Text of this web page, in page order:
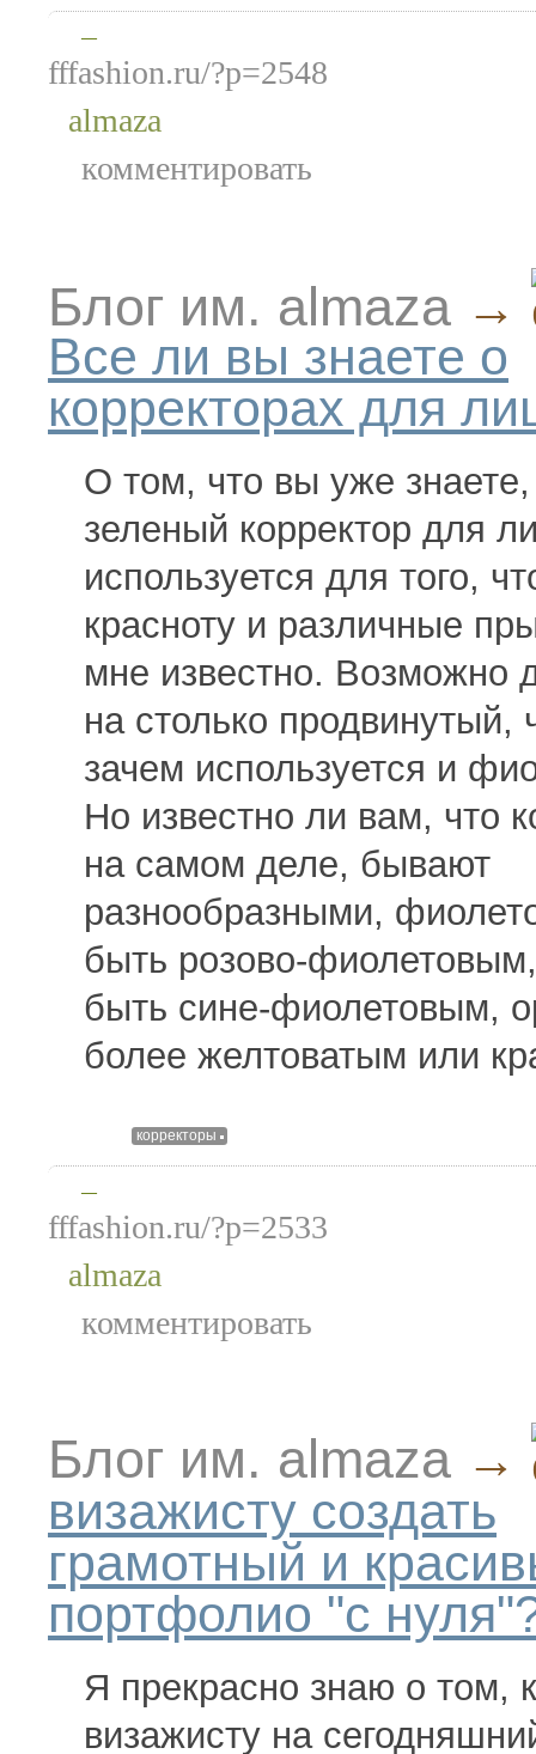
—
fffashion.ru/?p=2548
almaza
комментировать
Блог им. almaza →
Все ли вы знаете о
корректорах для
О том, что вы уже знаете,
зеленый корректор для
используется для того,
красноту и различные
мне известно. Возможно
на столько продвинутый,
зачем используется и
Но известно ли вам, что
на самом деле, бывают
разнообразными,
быть розово-
быть сине-фиолетовым,
более желтоватым или
корректоры
—
fffashion.ru/?p=2533
almaza
комментировать
Блог им. almaza →
визажисту создать
грамотный и
портфолио "с
Я прекрасно знаю о том,
визажисту на